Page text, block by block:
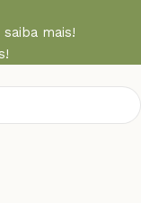
saiba mais!